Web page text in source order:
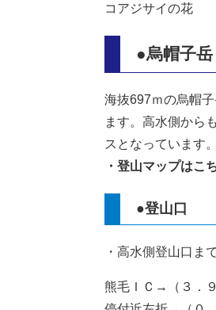
コアジサイの花
●烏帽子岳
海抜697ｍの烏帽
ます。高水側から
スとなっています。
・登山マップはこ
●登山口
・高水側登山口ま
熊毛ＩＣ→（３．